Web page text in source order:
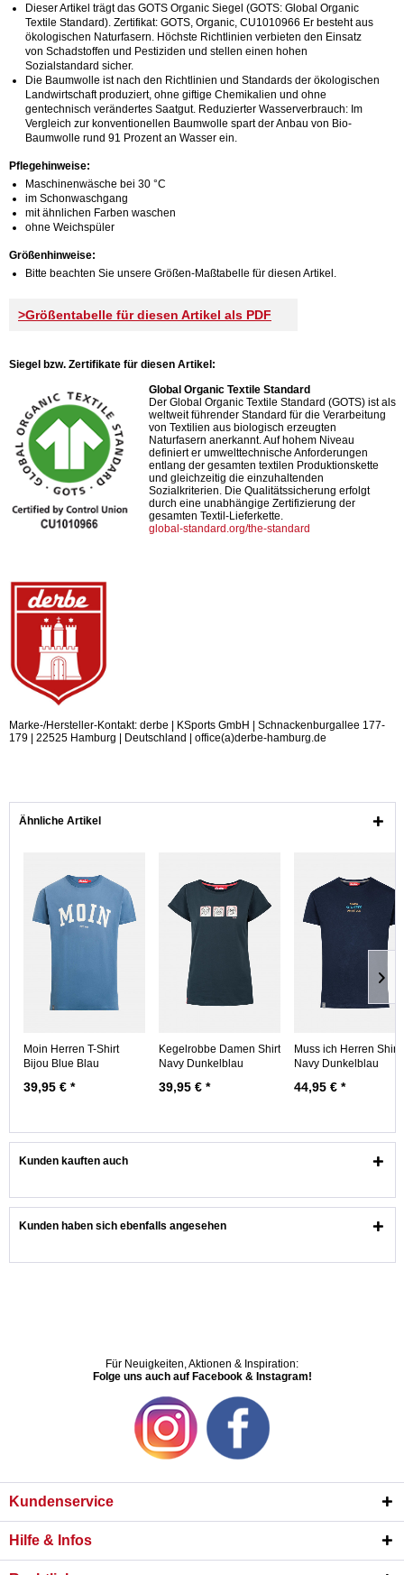
Dieser Artikel trägt das GOTS Organic Siegel (GOTS: Global Organic
Textile Standard). Zertifikat: GOTS, Organic, CU1010966 Er besteht aus
ökologischen Naturfasern. Höchste Richtlinien verbieten den Einsatz
von Schadstoffen und Pestiziden und stellen einen hohen
Sozialstandard sicher.
Die Baumwolle ist nach den Richtlinien und Standards der ökologischen
Landwirtschaft produziert, ohne giftige Chemikalien und ohne
gentechnisch verändertes Saatgut. Reduzierter Wasserverbrauch: Im
Vergleich zur konventionellen Baumwolle spart der Anbau von Bio-
Baumwolle rund 91 Prozent an Wasser ein.
Pflegehinweise:
Maschinenwäsche bei 30 °C
im Schonwaschgang
mit ähnlichen Farben waschen
ohne Weichspüler
Größenhinweise:
Bitte beachten Sie unsere Größen-Maßtabelle für diesen Artikel.
>Größentabelle für diesen Artikel als PDF
Siegel bzw. Zertifikate für diesen Artikel:
Global Organic Textile Standard
Der Global Organic Textile Standard (GOTS) ist als
weltweit führender Standard für die Verarbeitung
von Textilien aus biologisch erzeugten
Naturfasern anerkannt. Auf hohem Niveau
definiert er umwelttechnische Anforderungen
entlang der gesamten textilen Produktionskette
und gleichzeitig die einzuhaltenden
Sozialkriterien. Die Qualitätssicherung erfolgt
durch eine unabhängige Zertifizierung der
gesamten Textil-Lieferkette.
global-standard.org/the-standard
Marke-/Hersteller-Kontakt: derbe | KSports GmbH | Schnackenburgallee 177-
179 | 22525 Hamburg | Deutschland | office(a)derbe-hamburg.de
Ähnliche Artikel
Moin Herren T-Shirt
Bijou Blue Blau
39,95 € *
Kegelrobbe Damen Shirt
Navy Dunkelblau
39,95 € *
Muss ich Herren Shirt
Navy Dunkelblau
44,95 € *
Kunden kauften auch
Kunden haben sich ebenfalls angesehen
Für Neuigkeiten, Aktionen & Inspiration:
Folge uns auch auf Facebook & Instagram!
Kundenservice
Hilfe & Infos